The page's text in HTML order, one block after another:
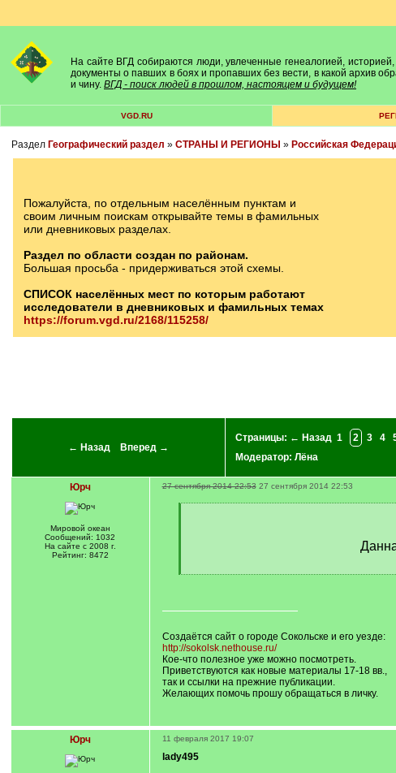
На сайте ВГД собираются люди, увлеченные генеалогией,
документы о павших в боях и пропавших без вести, в какой архив
и чину. ВГД - поиск людей в прошлом, настоящем и будущем!
VGD.RU
Раздел Географический раздел » СТРАНЫ И РЕГИОНЫ » Российская
Пожалуйста, по отдельным населённым пунктам и
своим личным поискам открывайте темы в фамильных
или дневниковых разделах.
Раздел по области создан по районам.
Большая просьба - придерживаться этой схемы.
СПИСОК населённых мест по которым работают
исследователи в дневниковых и фамильных темах
https://forum.vgd.ru/2168/115258/
← Назад Вперед →
Страницы: ← Назад 1 2 3 4
Модератор: Лёна
Юрч
Мировой океан
Сообщений: 1032
На сайте с 2008 г.
Рейтинг: 8472
27 сентября 2014 22:53 27 сентября 2014 22:53
[
Создаётся сайт о городе Сокольске и его уезде:
http://sokolsk.nethouse.ru/
Кое-что полезное уже можно посмотреть.
Приветствуются как новые материалы 17-18 вв.,
так и ссылки на прежние публикации.
Желающих помочь прошу обращаться в личку.
Юрч 11 февраля 2017 19:07
lady495